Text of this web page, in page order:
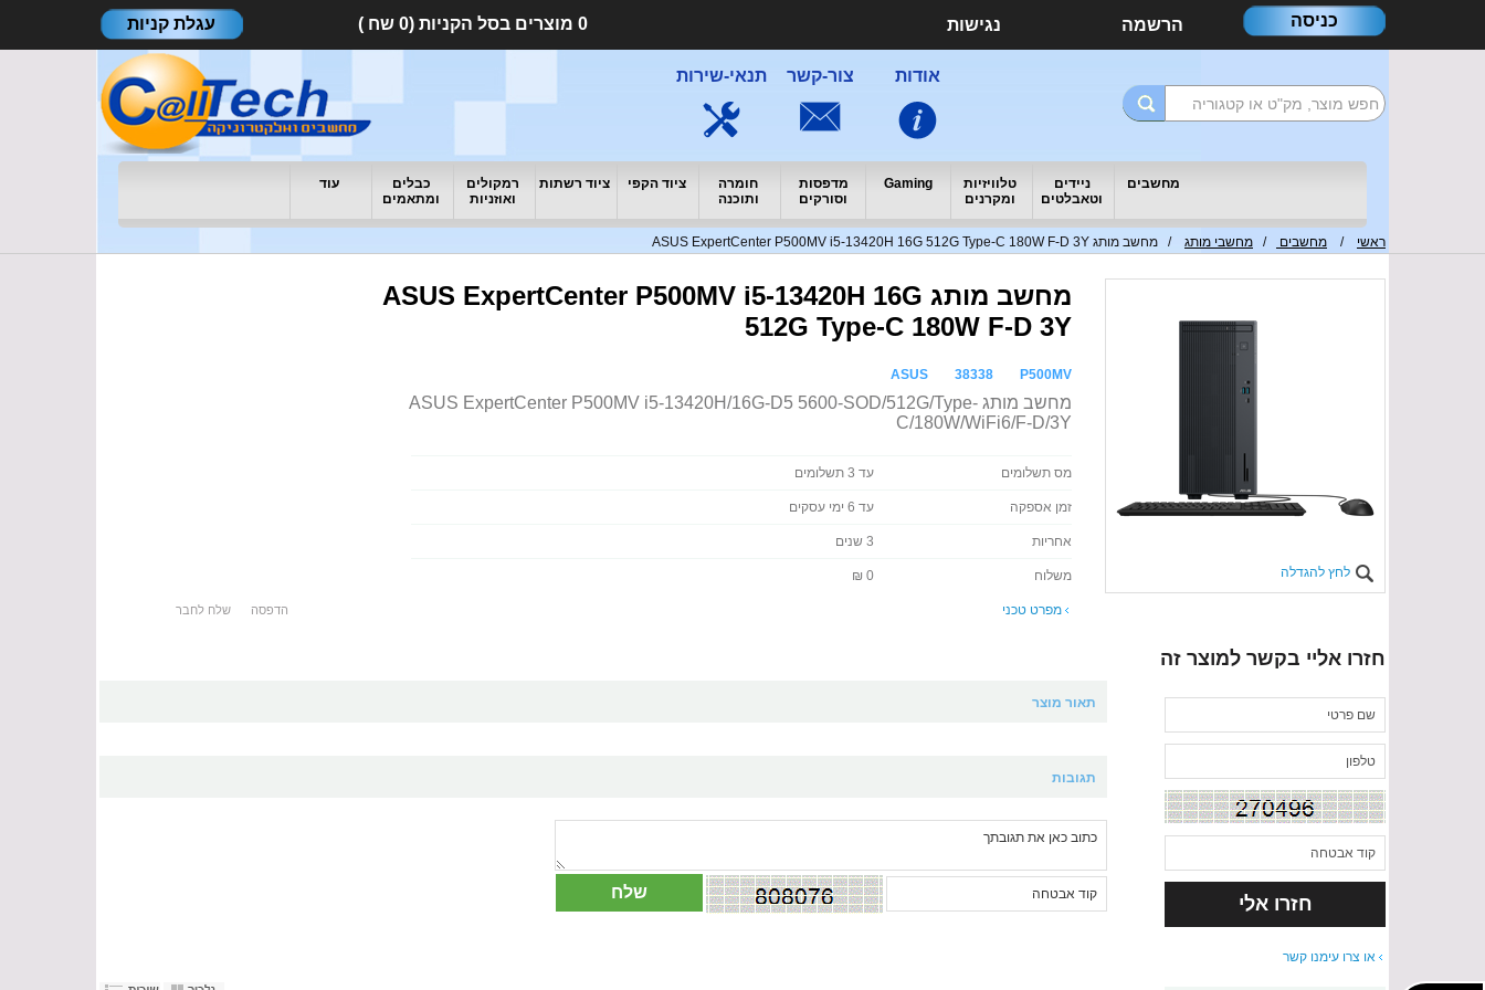
כניסה הרשמה נגישות 0 מוצרים בסל הקניות (0 שח ) עגלת קניות
אודות צור-קשר תנאי-שירות
מחשבים
ניידים
וטאבלטים
טלוויזיות
ומקרנים
Gaming
מדפסות
וסורקים
חומרה
ותוכנה
ציוד הקפי ציוד רשתות
רמקולים
ואוזניות
כבלים
ומתאמים
עוד
ראשי / מחשבים / מחשבי מותג / מחשב מותג ASUS ExpertCenter P500MV i5-13420H 16G 512G Type-C 180W F-D 3Y
לחץ להגדלה
מחשב מותג ASUS ExpertCenter P500MV i5-13420H 16G
512G Type-C 180W F-D 3Y
ASUS 38338 P500MV
מחשב מותג ASUS ExpertCenter P500MV i5-13420H/16G-D5 5600-SOD/512G/Type-
C/180W/WiFi6/F-D/3Y
מס תשלומים עד 3 תשלומים
זמן אספקה עד 6 ימי עסקים
אחריות 3 שנים
משלוח 0 ₪
מפרט טכני הדפסה שלח לחבר
חזרו אליי בקשר למוצר זה
או צרו עימנו קשר
תאור מוצר
תגובות